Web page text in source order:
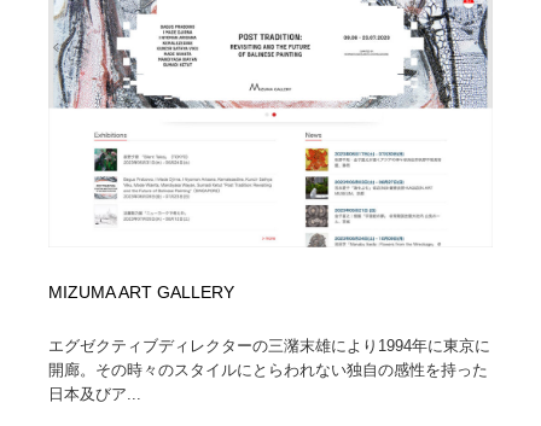
MIZUMA ART GALLERY
エグゼクティブディレクターの三潴末雄により1994年に東京に
開廊。その時々のスタイルにとらわれない独自の感性を持った
日本及びア...